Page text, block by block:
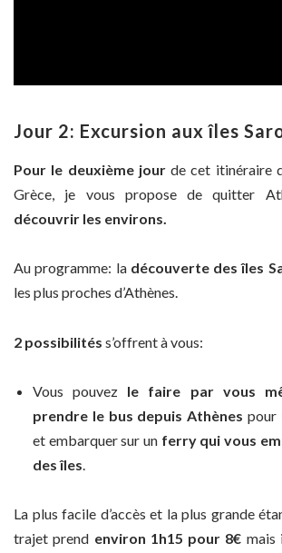
Jour 2: Excursion aux îles
Pour le deuxième jourde cet itinéraire
Grèce, je vous propose de quitter
découvrir les environs.
Au programme: la découverte des îles
les plus proches d’Athènes.
2 possibilités s’offrent à vous:
Vous pouvez le faire par vous
prendre le bus depuis Athènes pour
et embarquer sur un ferry qui vous
des îles.
La plus facile d’accès et la plus grande
trajet prend environ 1h15 pour 8€ mais